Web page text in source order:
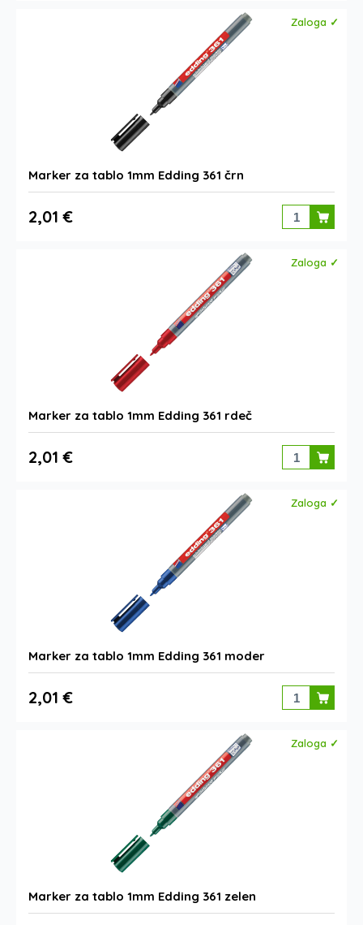
Zaloga ✓
Marker za tablo 1mm Edding 361 črn
2,01 €
Zaloga ✓
Marker za tablo 1mm Edding 361 rdeč
2,01 €
Zaloga ✓
Marker za tablo 1mm Edding 361 moder
2,01 €
Zaloga ✓
Marker za tablo 1mm Edding 361 zelen